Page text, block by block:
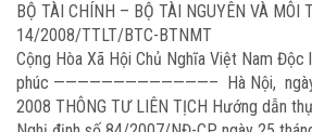
BỘ TÀI CHÍNH – BỘ TÀI NGUYÊN VÀ
14/2008/TTLT/BTC-BTNMT
Cộng Hòa Xã Hội Chủ Nghĩa Việt Nam
phúc —————————————– Hà Nội, ngày
2008 THÔNG TƯ LIÊN TỊCH Hướng dẫn